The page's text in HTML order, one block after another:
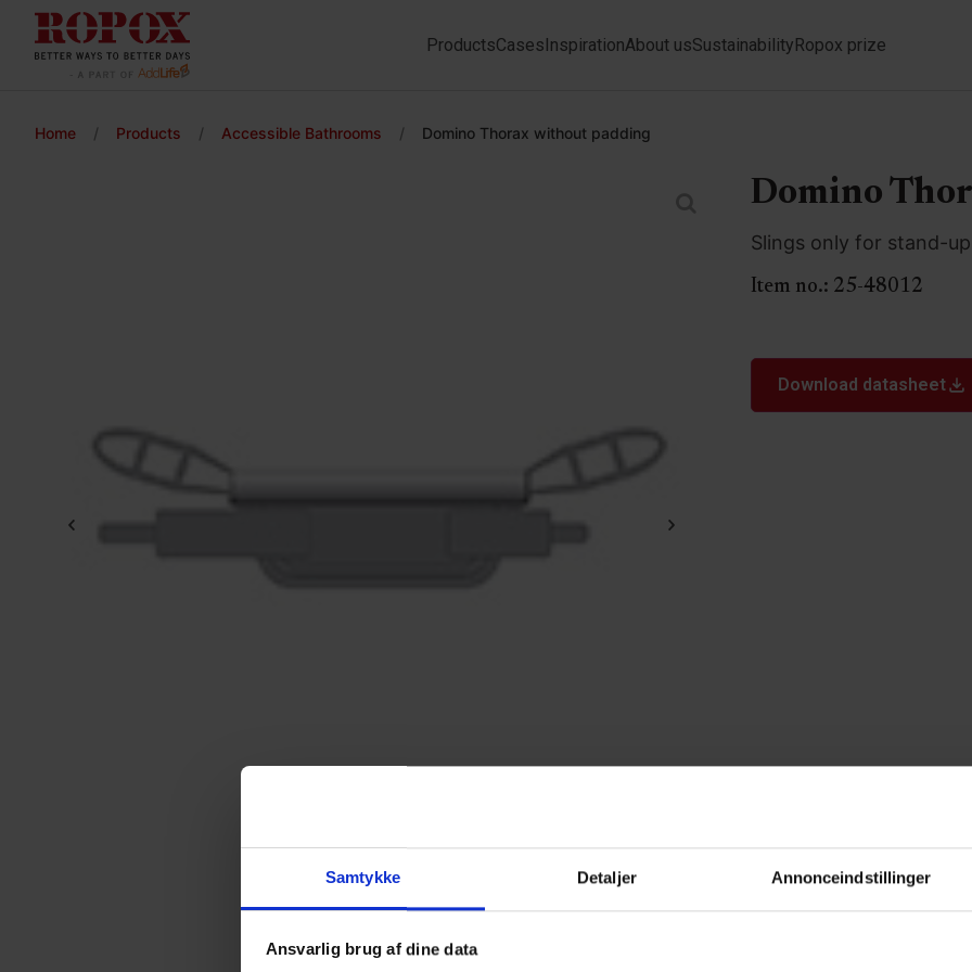
Samtykke Detaljer Annonceindstillinger
Ansvarlig brug af dine data
ProductsCasesInspirationAbout usSustainabilityRopox prize
Home / Products / Accessible Bathrooms / Domino Thorax without padding
Domino
Slings only for stand-
Item no.: 25-48012
Download datasheet